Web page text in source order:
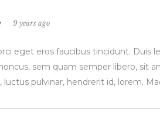
9 years ago
eget eros faucibus tincidunt. Duis
sem quam semper libero, sit
luctus pulvinar, hendrerit id, lorem.